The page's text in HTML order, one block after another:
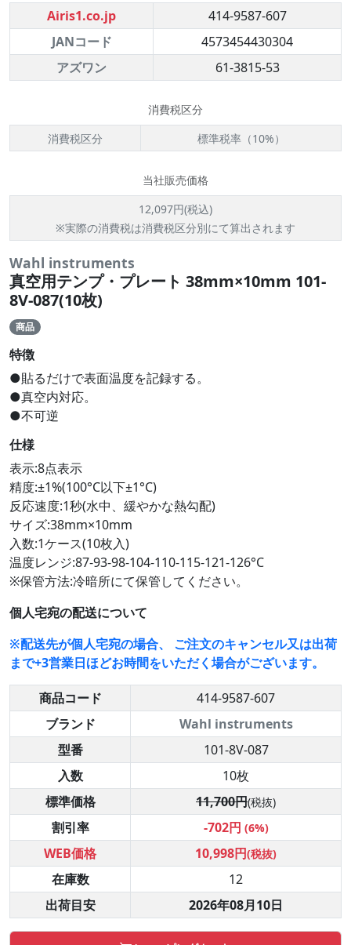
Airis1.co.jp
414-9587-607
JANコード
4573454430304
アズワン
61-3815-53
消費税区分
消費税区分
標準税率（10%）
当社販売価格
12,097円(税込)
※実際の消費税は消費税区分別にて算出されます
Wahl instruments
真空用テンプ・プレート 38mm×10mm 101-
8V-087(10枚)
商品
特徴
●貼るだけで表面温度を記録する。
●真空内対応。
●不可逆
仕様
表示:8点表示
精度:±1%(100°C以下±1°C)
反応速度:1秒(水中、緩やかな熱勾配)
サイズ:38mm×10mm
入数:1ケース(10枚入)
温度レンジ:87-93-98-104-110-115-121-126°C
※保管方法:冷暗所にて保管してください。
個人宅宛の配送について
※配送先が個人宅宛の場合、 ご注文のキャンセル又は出荷
まで+3営業日ほどお時間をいただく場合がございます。
商品コード
414-9587-607
ブランド
Wahl instruments
型番
101-8V-087
入数
10枚
標準価格
11,700円(税抜)
割引率 -702円 (6%)
WEB価格 10,998円(税抜)
在庫数
12
出荷目安
2026年08月10日